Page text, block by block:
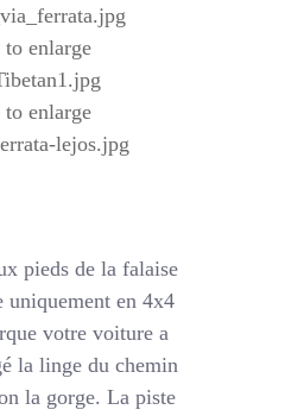
pieds de la falaise
uniquement en 4x4
votre voiture a
la linge du chemin
la gorge. La piste